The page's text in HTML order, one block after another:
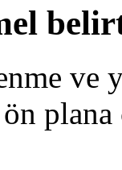
ve
plana